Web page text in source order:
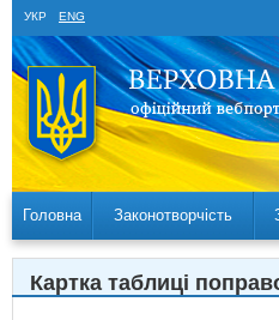
УКР ENG
Головна Законотворчість
Картка таблиці